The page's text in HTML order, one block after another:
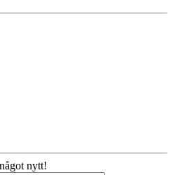
nytt!